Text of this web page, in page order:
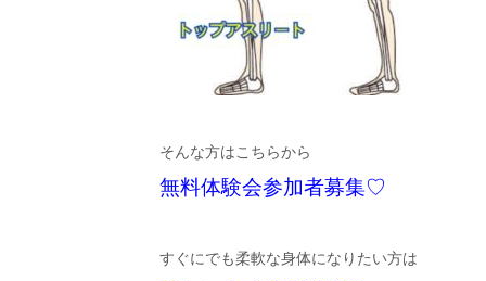
そんな方はこちらから
無料体験会参加者募集♡
すぐにでも柔軟な身体になりたい方は